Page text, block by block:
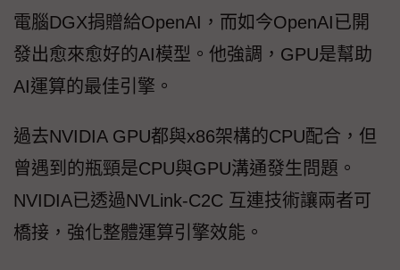
電腦DGX捐贈給OpenAI，而如今OpenAI已開
發出愈來愈好的AI模型。他強調，GPU是幫助
AI運算的最佳引擎。
過去NVIDIA GPU都與x86架構的CPU配合，但
曾遇到的瓶頸是CPU與GPU溝通發生問題。
NVIDIA已透過NVLink-C2C 互連技術讓兩者可
橋接，強化整體運算引擎效能。